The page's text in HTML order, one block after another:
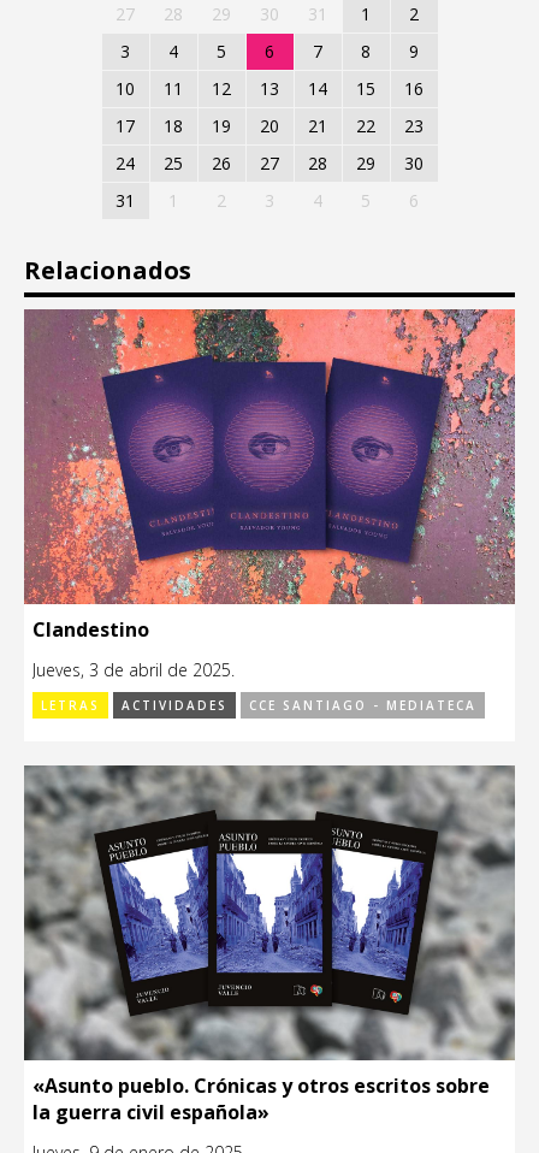
27 28 29 30 31 1
2
3
4 5 6 7 8
9
10
11 12 13 14 15
16
17
18 19 20 21 22
23
24
25 26 27 28 29
30
31
1 2 3 4 5 6
Relacionados
Clandestino
Jueves, 3 de abril de 2025.
LETRAS ACTIVIDADES CCE SANTIAGO - MEDIATECA
«Asunto pueblo. Crónicas y otros escritos sobre
la guerra civil española»